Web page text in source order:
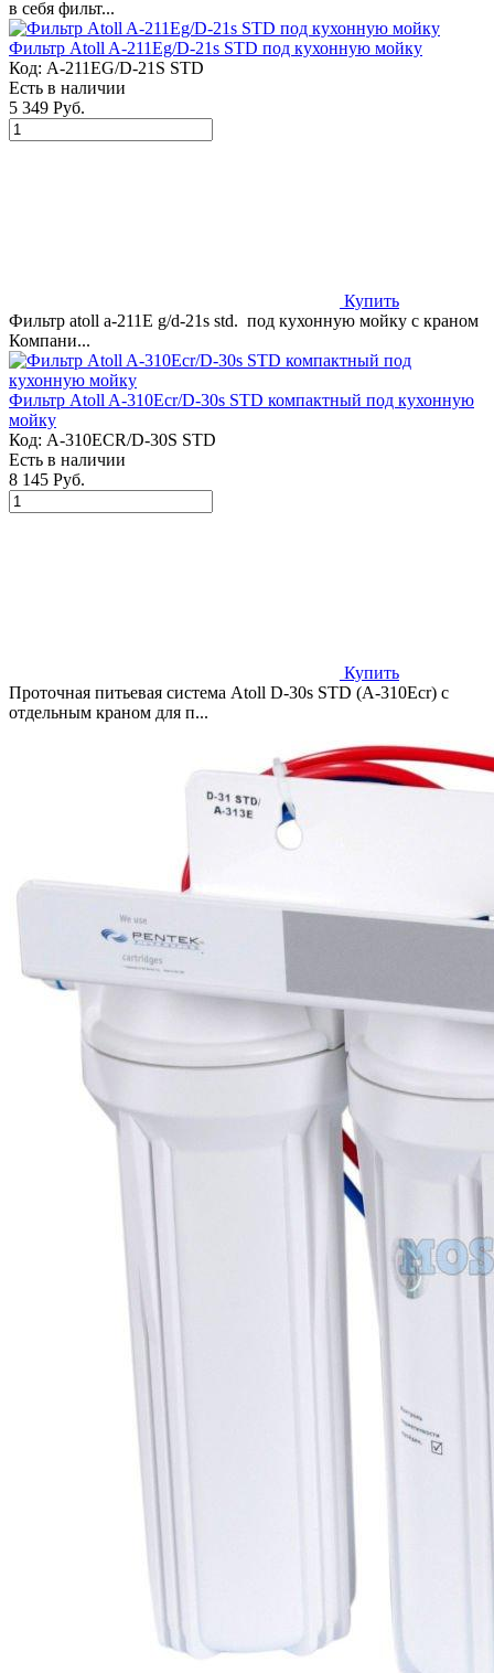
в себя фильт...
Фильтр Atoll A-211Eg/D-21s STD под кухонную мойку
Код: A-211EG/D-21S STD
Есть в наличии
5 349 Руб.
Купить
Фильтр atoll a-211Е g/d-21s std. под кухонную мойку с краном
Компани...
Фильтр Atoll A-310Ecr/D-30s STD компактный под кухонную
мойку
Код: A-310ECR/D-30S STD
Есть в наличии
8 145 Руб.
Купить
Проточная питьевая система Atoll D-30s STD (A-310Ecr) с
отдельным краном для п...